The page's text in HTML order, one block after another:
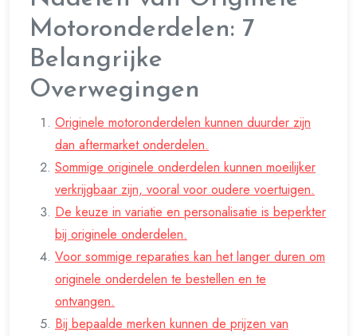
Motoronderdelen: 7
Belangrijke
Overwegingen
Originele motoronderdelen kunnen duurder zijn
dan aftermarket onderdelen.
Sommige originele onderdelen kunnen moeilijker
verkrijgbaar zijn, vooral voor oudere voertuigen.
De keuze in variatie en personalisatie is beperkter
bij originele onderdelen.
Voor sommige reparaties kan het langer duren om
originele onderdelen te bestellen en te
ontvangen.
Bij bepaalde merken kunnen de prijzen van